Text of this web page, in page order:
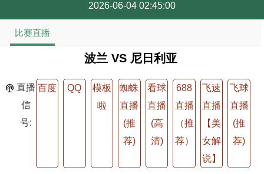
2026-06-04 02:45:00
比赛直播
波兰 VS 尼日利亚
直播
信
号:
百度 QQ
模板
啦
蜘蛛
直播
(推
荐)
看球
直播
(高
清)
688
直播
（推
荐）
飞速
直播
【美
女解
说】
飞球
直播
(推
荐)